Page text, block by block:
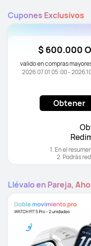
Cupones Exclusivos
$ 600.000
valido en compras
2026.07.01 05:00 -
Obtener
1. En el
2. Podrás
Llévalo en Pareja,